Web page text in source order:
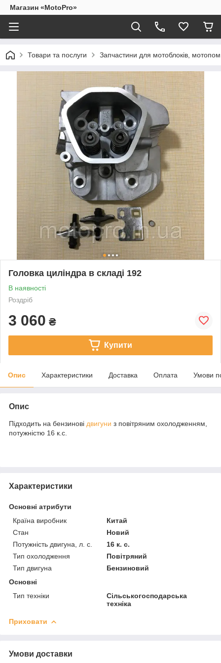
Магазин «MotoPro»
Товари та послуги Запчастини для мотоблоків,
Головка циліндра в складі 192
В наявності
Роздріб
3 060 ₴
Купити
Опис Характеристики Доставка Оплата Умови
Опис
Підходить на бензинові двигуни з повітряним охолодженням,
потужністю 16 к.с.
Характеристики
Основні атрибути
Країна виробник
Китай
Стан
Новий
Потужність двигуна, л. с.
16 к. с.
Тип охолодження
Повітряний
Тип двигуна
Бензиновий
Основні
Тип техніки
Сільськогосподарська
техніка
Приховати
Умови доставки